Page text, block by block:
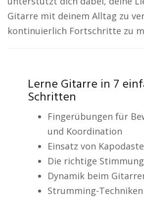
Gitarre mit deinem Alltag zu
kontinuierlich Fortschritte zu
Lerne Gitarre in 7
Schritten
Fingerübungen für
und Koordination
Einsatz von
Die richtige
Dynamik beim
Strumming-Techniken